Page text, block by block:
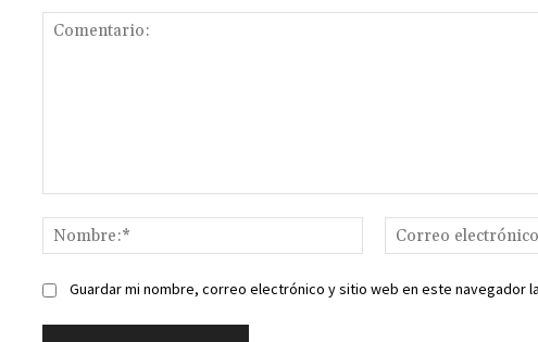
Nombre:*
Guardar mi nombre, correo electrónico y sitio web en este navegador